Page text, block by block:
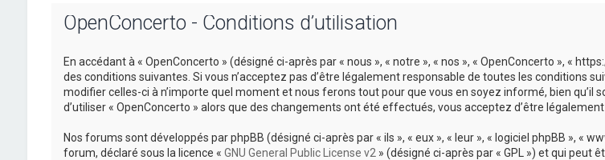
OpenConcerto - Conditions d’utilisation
En accédant à « OpenConcerto » (désigné ci-après par « nous », « notre », « nos », « OpenConcerto », «
des conditions suivantes. Si vous n’acceptez pas d’être légalement responsable de toutes les conditions
modifier celles-ci à n’importe quel moment et nous ferons tout pour que vous en soyez informé, bien
d’utiliser « OpenConcerto » alors que des changements ont été effectués, vous acceptez d’être
Nos forums sont développés par phpBB (désigné ci-après par « ils », « eux », « leur », « logiciel phpBB », «
forum, déclaré sous la licence « GNU General Public License v2 » (désigné ci-après par « GPL ») et qui peut